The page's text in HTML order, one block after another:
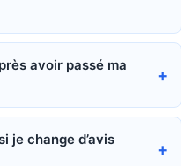
avoir passé ma
je change d’avis